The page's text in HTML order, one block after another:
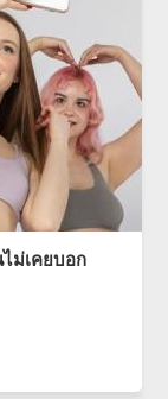
ม่เคยบอก